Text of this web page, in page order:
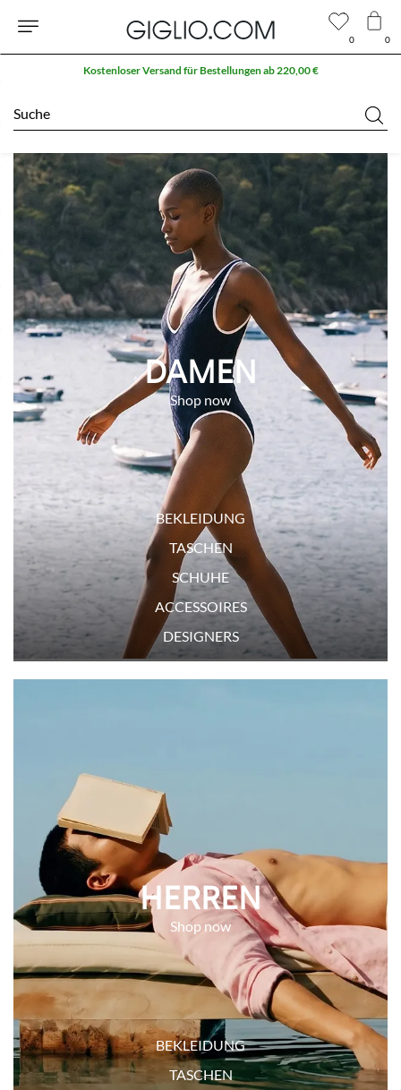
DAMEN
BEKLEIDUNG
TASCHEN
SCHUHE
ACCESSOIRES
DESIGNERS
HERREN
BEKLEIDUNG
TASCHEN
0 0
Suche
Kostenloser Versand für Bestellungen ab 220,00 €